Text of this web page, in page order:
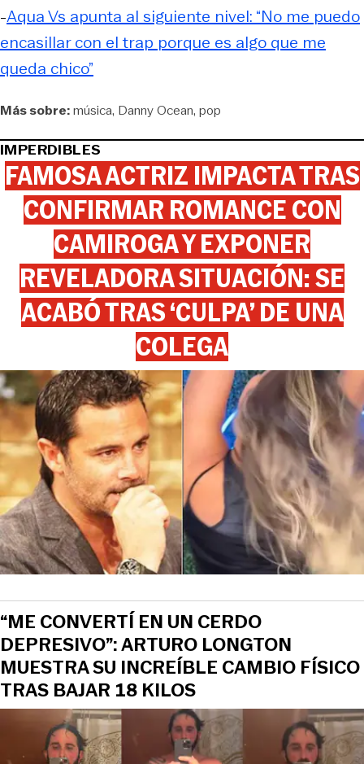
-Aqua Vs apunta al siguiente nivel: “No me puedo
encasillar con el trap porque es algo que me
queda chico”
Más sobre:música Danny Ocean pop
IMPERDIBLES
FAMOSA ACTRIZ IMPACTA TRAS
CONFIRMAR ROMANCE CON
CAMIROGA Y EXPONER
REVELADORA SITUACIÓN: SE
ACABÓ TRAS ‘CULPA’ DE UNA
COLEGA
“ME CONVERTÍ EN UN CERDO
DEPRESIVO”: ARTURO LONGTON
MUESTRA SU INCREÍBLE CAMBIO FÍSICO
TRAS BAJAR 18 KILOS